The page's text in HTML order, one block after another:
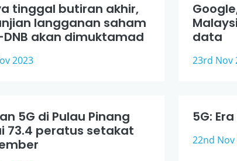
tinggal butiran akhir,
langganan saham
DNB akan dimuktamad
2023
data
23rd Nov
5G di Pulau Pinang
73.4 peratus setakat
5G:
22nd Nov